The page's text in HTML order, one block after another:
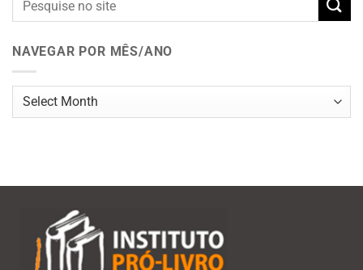
NAVEGAR POR MÊS/ANO
Navegar